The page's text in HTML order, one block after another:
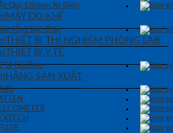
Quy Lithium Xe Điện
MÁY ĐO KHÍ
Khói Báo Cháy
THIẾT BỊ THÍ NGHIỆM PHÒNG LAB
THIẾT BỊ Y TẾ
Tế Gia Đình
HÃNG SẢN XUẤT
ELCOMETER
EXTECH
FUJIE